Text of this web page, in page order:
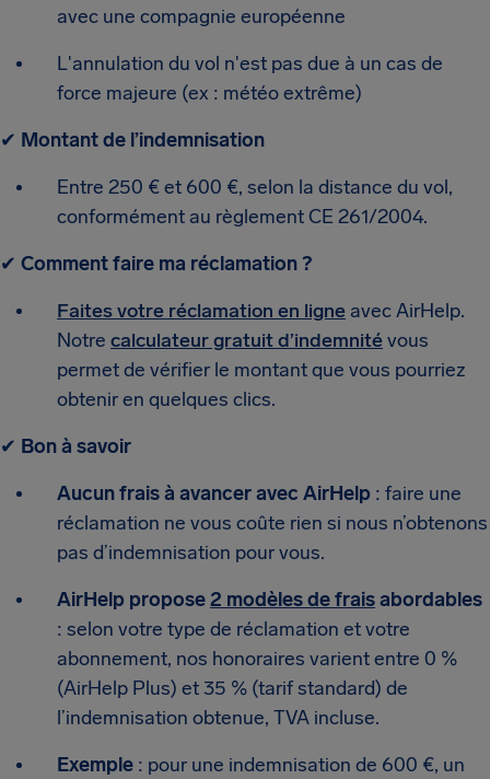
avec une compagnie européenne
L'annulation du vol n'est pas due à un cas de
force majeure (ex : météo extrême)
✔ Montant de l’indemnisation
Entre 250 € et 600 €, selon la distance du vol,
conformément au règlement CE 261/2004.
✔ Comment faire ma réclamation ?
Faites votre réclamation en ligne avec AirHelp.
Notre calculateur gratuit d’indemnitévous
permet de vérifier le montant que vous pourriez
obtenir en quelques clics.
✔ Bon à savoir
Aucun frais à avancer avec AirHelp : faire une
réclamation ne vous coûte rien si nous n’obtenons
pas d’indemnisation pour vous.
AirHelp propose2 modèles de fraisabordables
: selon votre type de réclamation et votre
abonnement, nos honoraires varient entre 0 %
(AirHelp Plus) et 35 % (tarif standard) de
l’indemnisation obtenue, TVA incluse.
Exemple : pour une indemnisation de 600 €, un